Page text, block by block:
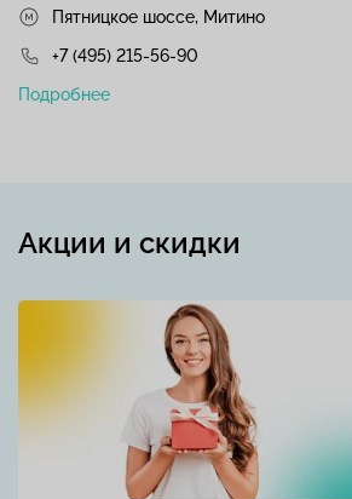
Пятницкое шоссе, Митино
+7 (495) 215-56-90
Подробнее
Акции и скидки